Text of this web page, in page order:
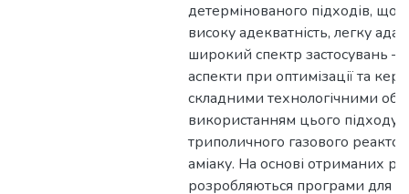
детермінованого підходів, що
високу адекватність, легку
широкий спектр застосувань —
аспекти при оптимізації та
складними технологічними
використанням цього підходу
триполичного газового
аміаку. На основі отриманих
розробляються програми для